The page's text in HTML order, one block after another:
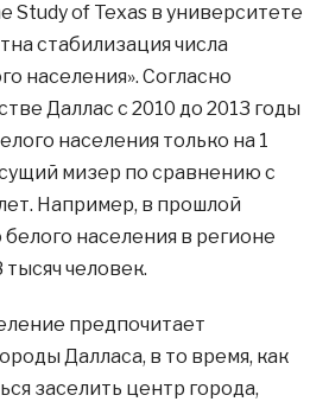
Study of Texas в университете
стабилизация числа
населения». Согласно
Даллас с 2010 до 2013 годы
населения только на 1
мизер по сравнению с
Например, в прошлой
населения в регионе
человек.
предпочитает
Далласа, в то время, как
заселить центр города,